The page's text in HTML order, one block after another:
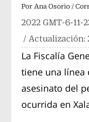
Por Ana Osorio /
2022 GMT-6-11-
/ Actualización:
La Fiscalía
tiene una línea
asesinato del
ocurrida en